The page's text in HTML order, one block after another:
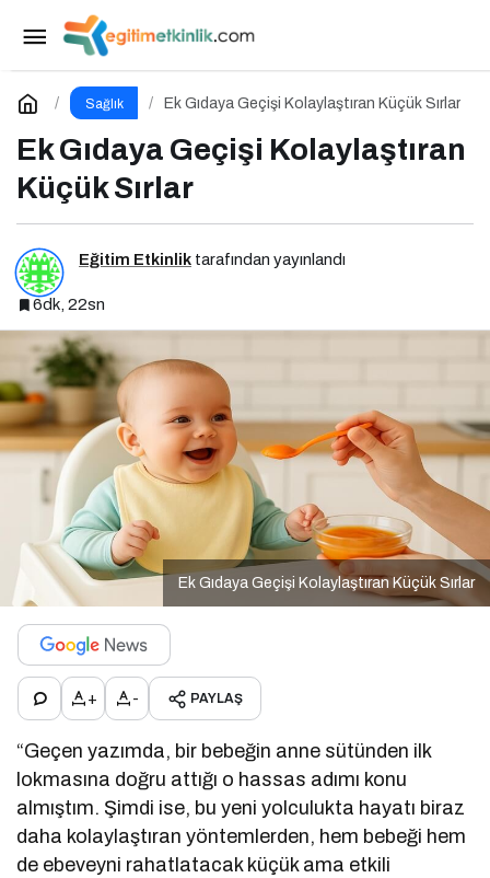
Sağlık Ek Gıdaya Geçişi Kolaylaştıran Küçük Sırlar
Ek Gıdaya Geçişi Kolaylaştıran
Küçük Sırlar
Eğitim Etkinlik tarafından yayınlandı
6dk, 22sn
Ek Gıdaya Geçişi Kolaylaştıran Küçük Sırlar
+ - PAYLAŞ
“Geçen yazımda, bir bebeğin anne sütünden ilk
lokmasına doğru attığı o hassas adımı konu
almıştım. Şimdi ise, bu yeni yolculukta hayatı biraz
daha kolaylaştıran yöntemlerden, hem bebeği hem
de ebeveyni rahatlatacak küçük ama etkili
Ek Gıdaya Geçişte Anne-Baba Rehberi
Yorum Yap